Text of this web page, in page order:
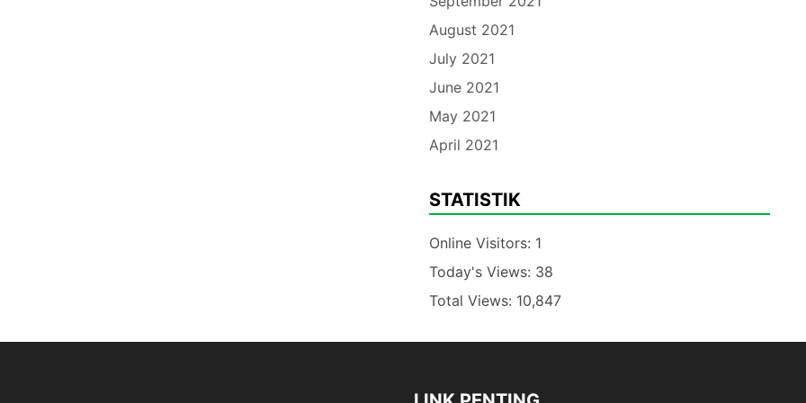
August 2021
July 2021
June 2021
May 2021
April 2021
STATISTIK
Online Visitors: 1
Today's Views: 38
Total Views: 10,847